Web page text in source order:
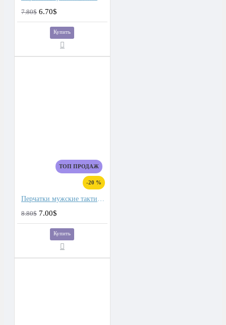
7.80$ 6.70$
Купить
ТОП ПРОДАЖ
-20 %
Перчатки мужские тактические для сенсорных экранов, подкладка плюш
8.80$ 7.00$
Купить